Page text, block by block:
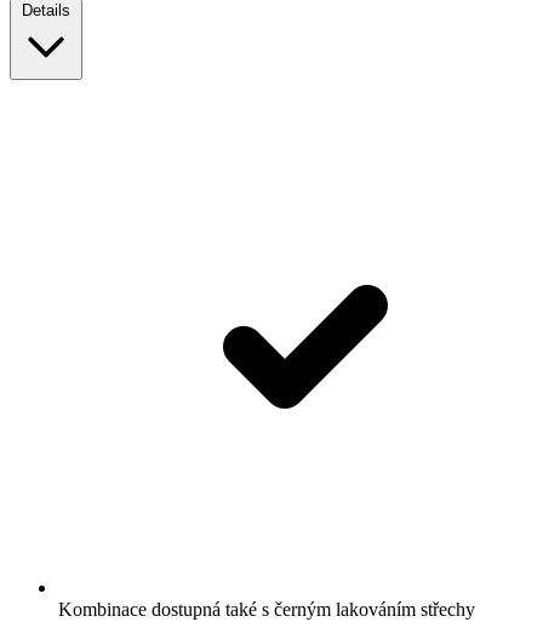
Details
Kombinace dostupná také s černým lakováním střechy